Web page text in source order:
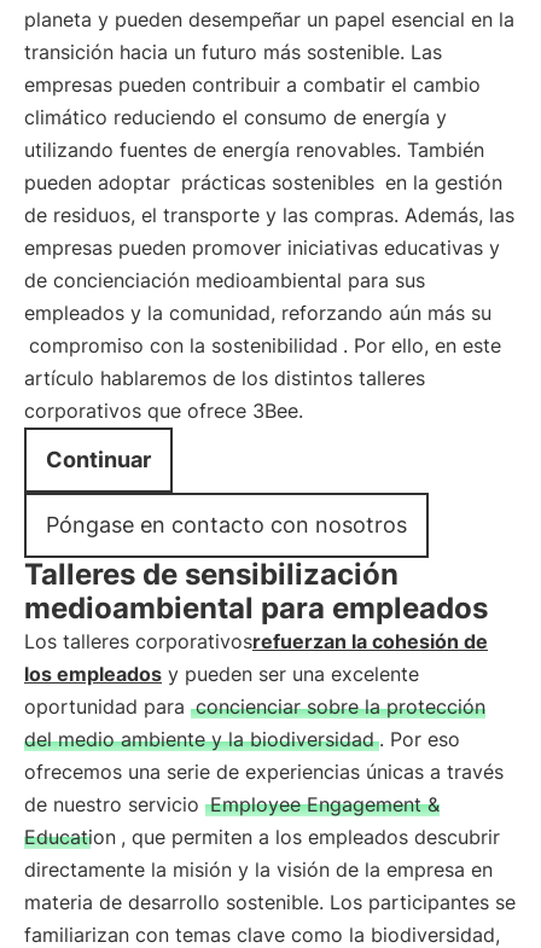
planeta y pueden desempeñar un papel esencial en la
transición hacia un futuro más sostenible. Las
empresas pueden contribuir a combatir el cambio
climático reduciendo el consumo de energía y
utilizando fuentes de energía renovables. También
pueden adoptar prácticas sostenibles en la gestión
de residuos, el transporte y las compras. Además, las
empresas pueden promover iniciativas educativas y
de concienciación medioambiental para sus
empleados y la comunidad, reforzando aún más su
compromiso con la sostenibilidad . Por ello, en este
artículo hablaremos de los distintos talleres
corporativos que ofrece 3Bee.
Continuar
Póngase en contacto con nosotros
Talleres de sensibilización
medioambiental para empleados
Los talleres corporativosrefuerzan la cohesión de
los empleados y pueden ser una excelente
oportunidad para concienciar sobre la protección
del medio ambiente y la biodiversidad . Por eso
ofrecemos una serie de experiencias únicas a través
de nuestro servicio Employee Engagement &
Education , que permiten a los empleados descubrir
directamente la misión y la visión de la empresa en
materia de desarrollo sostenible. Los participantes se
familiarizan con temas clave como la biodiversidad,